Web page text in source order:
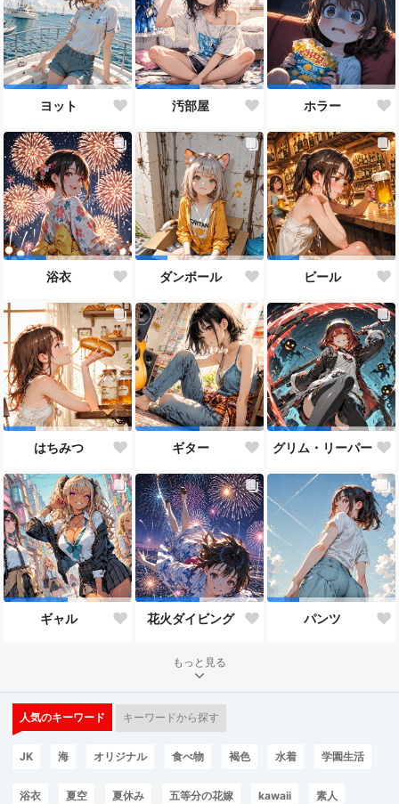
ヨット 汚部屋 ホラー
浴衣 ダンボール ビール
はちみつ ギター グリム・リーパー
ギャル 花火ダイビング パンツ
もっと見る
人気のキーワード キーワードから探す
JK 海 オリジナル 食べ物 褐色 水着 学園生活
浴衣 夏空 夏休み 五等分の花嫁 kawaii 素人